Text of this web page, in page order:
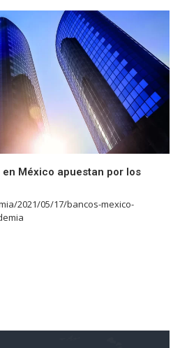
México apuestan por los
2021/05/17/bancos-mexico-